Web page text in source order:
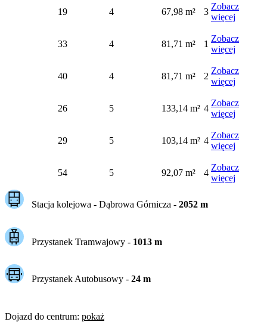
19 4 67,98 m² 3
Zobacz
więcej
33 4 81,71 m² 1
Zobacz
więcej
40 4 81,71 m² 2
Zobacz
więcej
26 5 133,14 m² 4
Zobacz
więcej
29 5 103,14 m² 4
Zobacz
więcej
54 5 92,07 m² 4
Zobacz
więcej
Stacja kolejowa - Dąbrowa Górnicza - 2052m
Przystanek Tramwajowy - 1013m
Przystanek Autobusowy - 24m
Dojazd do centrum: pokaż